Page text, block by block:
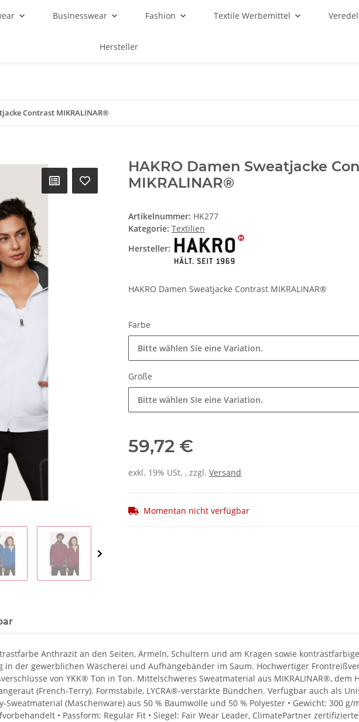
Businesswear Fashion Textile Werbemittel
Hersteller
Contrast MIKRALINAR®
HAKRO Damen Sweatjacke
MIKRALINAR®
Artikelnummer: HK277
Kategorie: Textilien
Hersteller:
HAKRO Damen Sweatjacke Contrast MIKRALINAR®
Farbe
Bitte wählen Sie eine Variation.
Größe
Bitte wählen Sie eine Variation.
59,72 €
exkl. 19% USt. , zzgl. Versand
Momentan nicht verfügbar
Anthrazit an den Seiten, Ärmeln, Schultern und am Kragen sowie
der gewerblichen Wäscherei und Aufhängebänder im Saum. Hochwertiger
von YKK® Ton in Ton. Mittelschweres Sweatmaterial aus MIKRALINAR®, dem
(French-Terry). Formstabile, LYCRA®-verstärkte Bündchen. Verfügbar auch als
Sweatmaterial (Maschenware) aus 50 % Baumwolle und 50 % Polyester • Gewicht: 300 g/
• Passform: Regular Fit • Siegel: Fair Wear Leader, ClimatePartner